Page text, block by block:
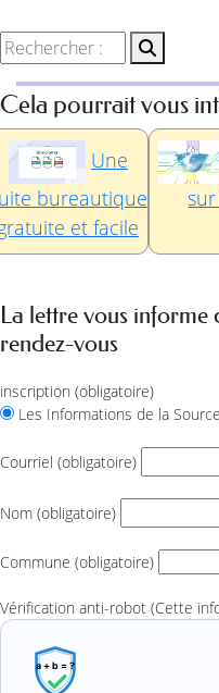
Cela pourrait vous
Une
bureautique
et facile
La lettre vous informe
rendez-vous
inscription (obligatoire)
Les Informations de la
Courriel (obligatoire)
Nom (obligatoire)
Commune (obligatoire)
Vérification anti-robot (Cette